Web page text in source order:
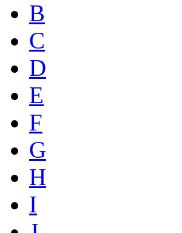
B
C
D
E
F
G
H
I